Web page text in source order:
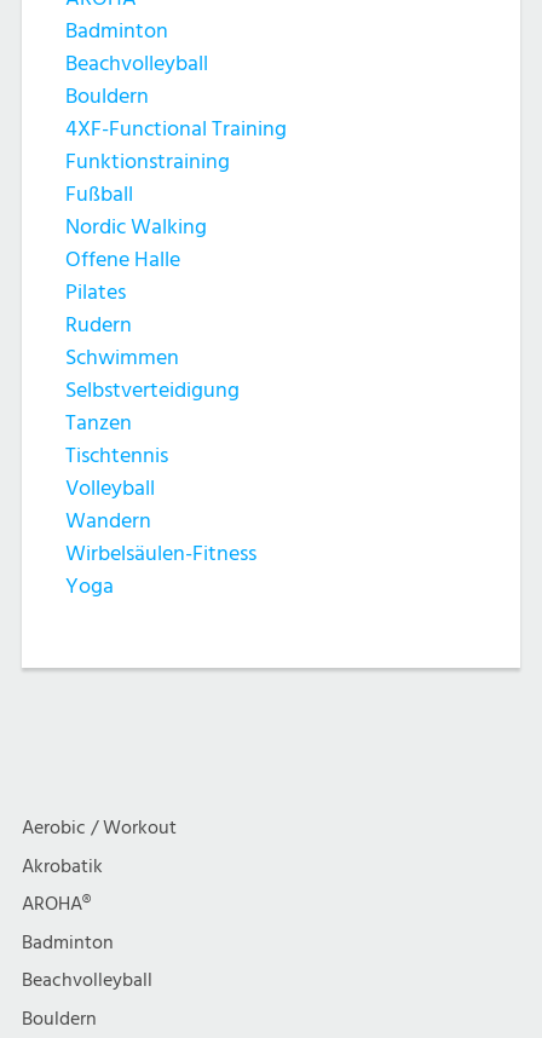
Badminton
Beachvolleyball
Bouldern
4XF-Functional Training
Funktionstraining
Fußball
Nordic Walking
Offene Halle
Pilates
Rudern
Schwimmen
Selbstverteidigung
Tanzen
Tischtennis
Volleyball
Wandern
Wirbelsäulen-Fitness
Yoga
Aerobic / Workout
Akrobatik
AROHA®
Badminton
Beachvolleyball
Bouldern